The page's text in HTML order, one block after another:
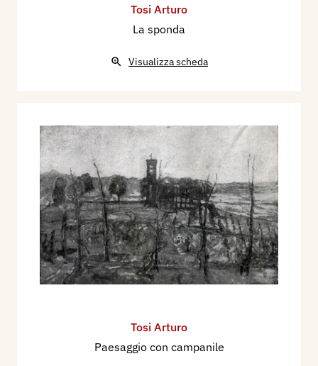
Tosi Arturo
La sponda
Visualizza scheda
Tosi Arturo
Paesaggio con campanile